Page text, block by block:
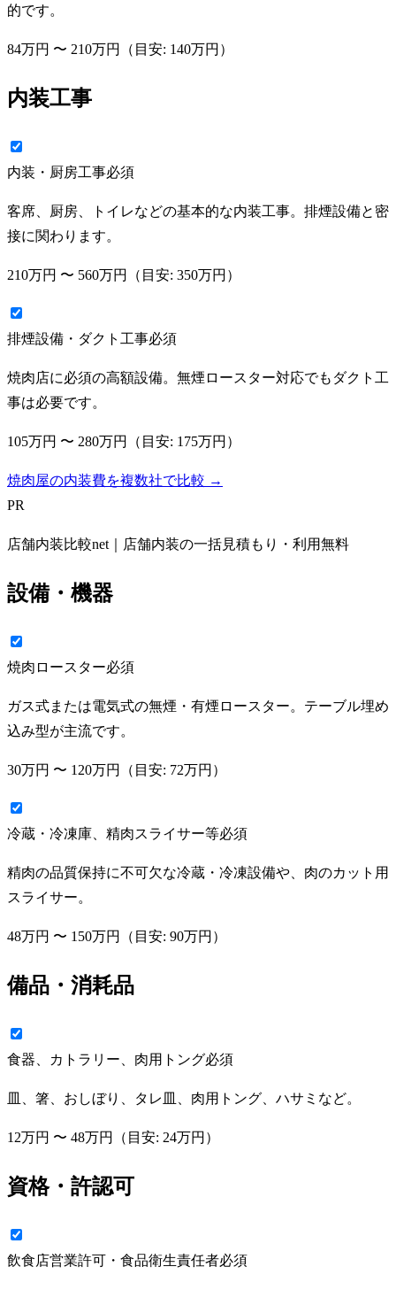
的です。
84万円 〜 210万円 （目安: 140万円 ）
内装工事
内装・厨房工事必須
客席、厨房、トイレなどの基本的な内装工事。排煙設備と密
接に関わります。
210万円 〜 560万円 （目安: 350万円 ）
排煙設備・ダクト工事必須
焼肉店に必須の高額設備。無煙ロースター対応でもダクト工
事は必要です。
105万円 〜 280万円 （目安: 175万円 ）
焼肉屋の内装費を複数社で比較 →
PR
店舗内装比較net｜店舗内装の一括見積もり・利用無料
設備・機器
焼肉ロースター必須
ガス式または電気式の無煙・有煙ロースター。テーブル埋め
込み型が主流です。
30万円 〜 120万円 （目安: 72万円 ）
冷蔵・冷凍庫、精肉スライサー等必須
精肉の品質保持に不可欠な冷蔵・冷凍設備や、肉のカット用
スライサー。
48万円 〜 150万円 （目安: 90万円 ）
備品・消耗品
食器、カトラリー、肉用トング必須
皿、箸、おしぼり、タレ皿、肉用トング、ハサミなど。
12万円 〜 48万円 （目安: 24万円 ）
資格・許認可
飲食店営業許可・食品衛生責任者必須